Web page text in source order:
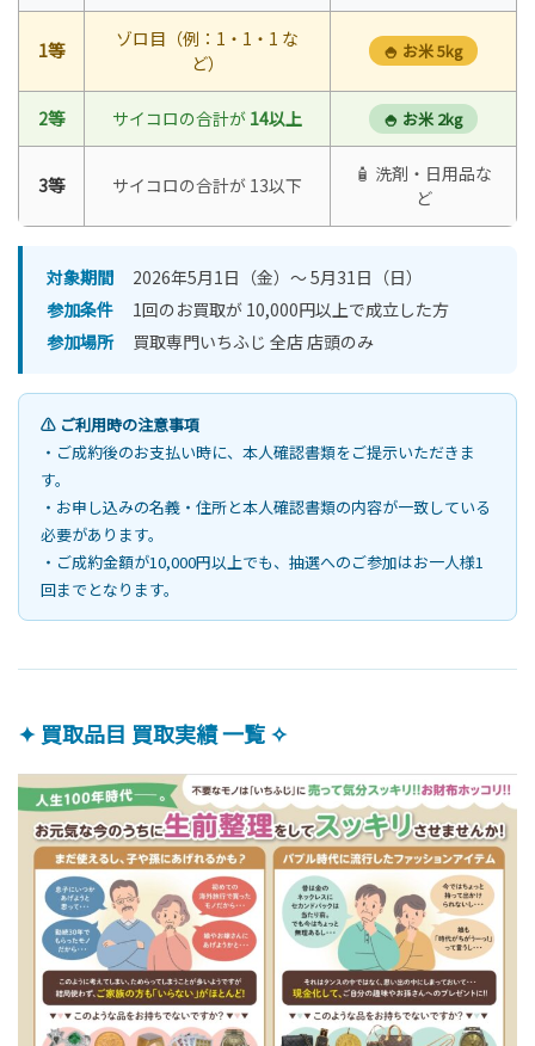
1等
ゾロ目（例：1・1・1 な
ど）
🍚 お米 5kg
2等 サイコロの合計が 14以上 🍚 お米 2kg
3等 サイコロの合計が 13以下
🧴 洗剤・日用品な
ど
対象期間
2026年5月1日（金）〜 5月31日（日）
参加条件
1回のお買取が 10,000円以上で成立した方
参加場所
買取専門いちふじ 全店 店頭のみ
⚠️ ご利用時の注意事項
・ご成約後のお支払い時に、本人確認書類をご提示いただきま
す。
・お申し込みの名義・住所と本人確認書類の内容が一致している
必要があります。
・ご成約金額が10,000円以上でも、抽選へのご参加はお一人様1
回までとなります。
✦ 買取品目 買取実績 一覧 ✧